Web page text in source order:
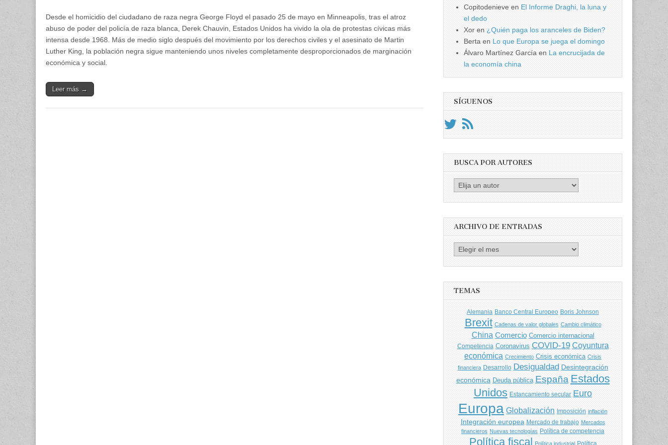
Desde el homicidio del ciudadano de raza negra George Floyd el pasado 25 de mayo en Minneapolis, tras el atroz
abuso de poder del policía de raza blanca, Derek Chauvin, Estados Unidos ha vivido la ola de protestas cívicas más
intensa desde 1968. Más de medio siglo después del movimiento por los derechos civiles y el asesinato de Martin
Luther King, la población negra sigue manteniendo unos niveles completamente desproporcionados de marginación
económica y social.
Leer más →
Copitodenieve en El Informe Draghi, la luna y
el dedo
Xor en ¿Quién paga los aranceles de Biden?
Berta en Lo que Europa se juega el domingo
Álvaro Martínez García en La encrucijada de
la economía china
SÍGUENOS
BUSCA POR AUTORES
Busca
por
ARCHIVO DE ENTRADAS
Archivo
TEMAS
Alemania Banco Central Europeo Boris Johnson
Brexit Cadenas de valor globales Cambio climático
China Comercio Comercio internacional
Competencia Coronavirus COVID-19 Coyuntura
económica Crecimiento Crisis económica Crisis
financiera Desarrollo Desigualdad Desintegración
económica Deuda pública España Estados
Unidos Estancamiento secular Euro
Europa Globalización Imposición inflación
Integración europea Mercado de trabajo Mercados
financieros Nuevas tecnologías Política de competencia
Política fiscal Política industrial Política